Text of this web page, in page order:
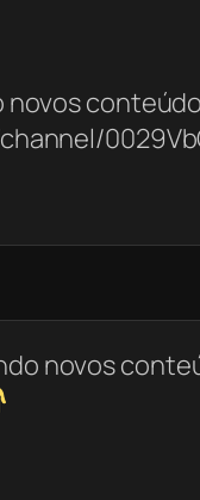
novos